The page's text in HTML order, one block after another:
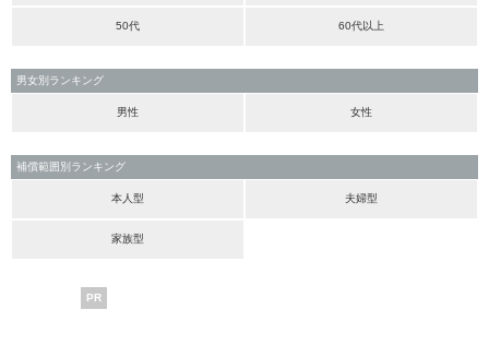
50代 60代以上
男女別ランキング
男性 女性
補償範囲別ランキング
本人型 夫婦型
家族型
PR